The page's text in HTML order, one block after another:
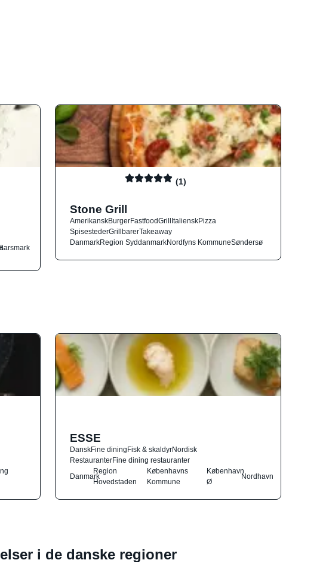
Barsmark
(1)
Stone Grill
AmerikanskBurgerFastfoodGrillItalienskPizza
SpisestederGrillbarerTakeaway
DanmarkRegion SyddanmarkNordfyns KommuneSøndersø
ESSE
DanskFine diningFisk & skaldyrNordisk
RestauranterFine dining restauranter
Danmark
Region
Hovedstaden
Københavns
Kommune
København
Ø
Nordhavn
i de danske regioner